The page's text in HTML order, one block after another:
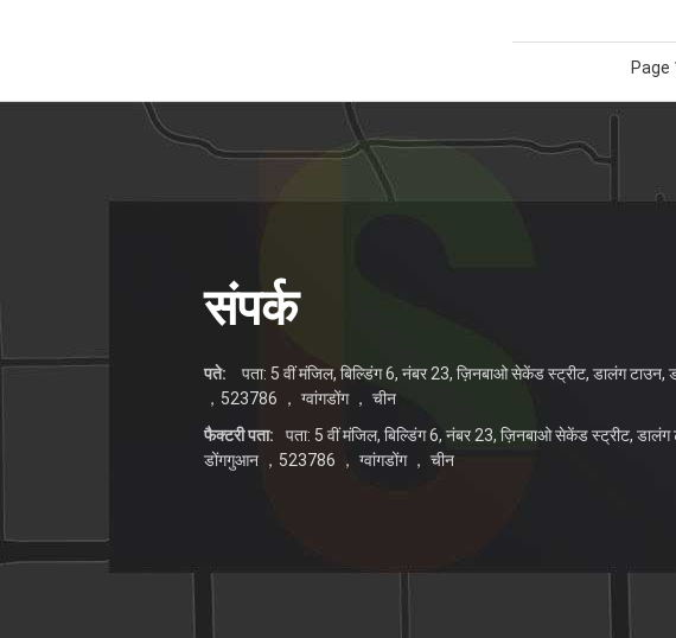
Page
संपर्क
पते:
पता: 5 वीं मंजिल, बिल्डिंग 6, नंबर 23, ज़िनबाओ सेकेंड स्ट्रीट, डालंग टाउन,
，523786 ， ग्वांगडोंग ， चीन
फैक्टरी पता:
पता: 5 वीं मंजिल, बिल्डिंग 6, नंबर 23, ज़िनबाओ सेकेंड स्ट्रीट, डालंग
डोंगगुआन ，523786 ， ग्वांगडोंग ， चीन